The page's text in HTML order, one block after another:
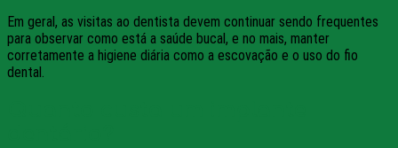
Em geral, as visitas ao dentista devem continuar sendo frequentes
para observar como está a saúde bucal, e no mais, manter
corretamente a higiene diária como a escovação e o uso do fio
dental.